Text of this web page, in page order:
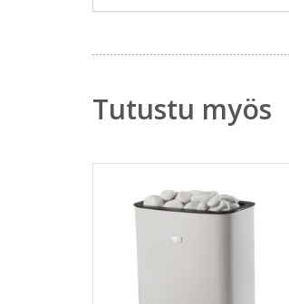
Tutustu myös